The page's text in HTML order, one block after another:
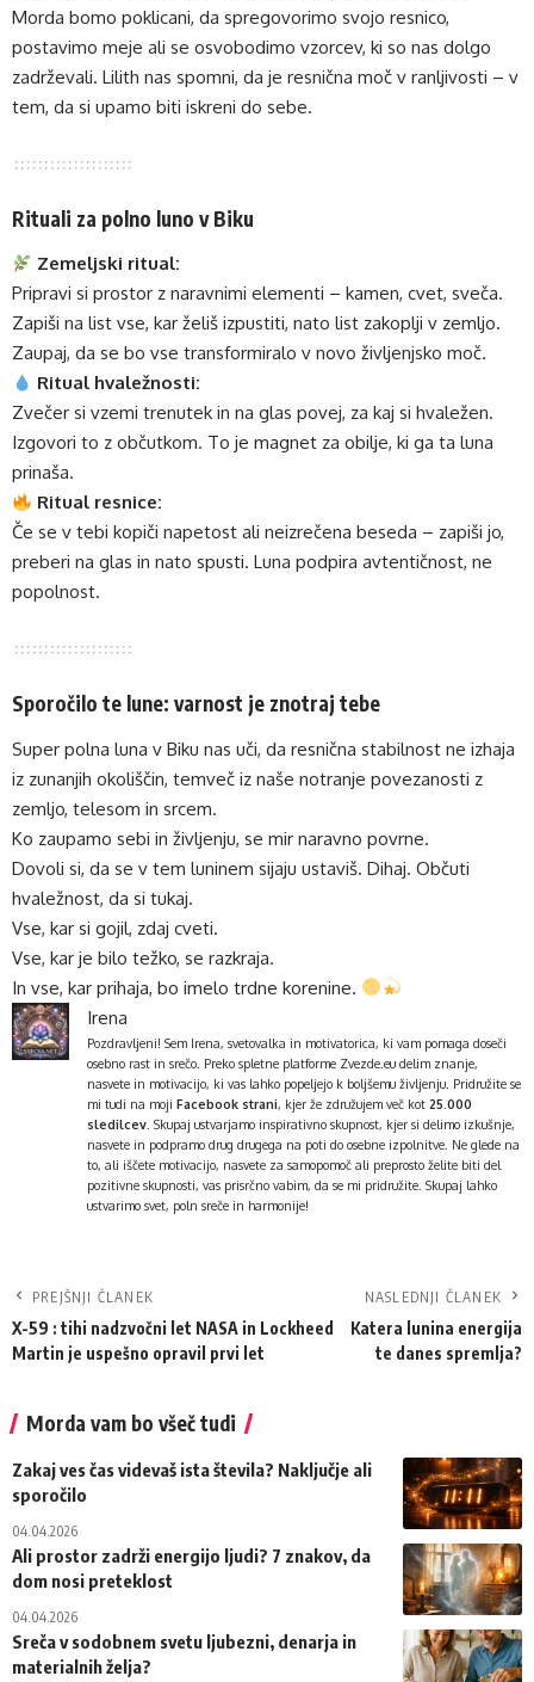
Morda bomo poklicani, da spregovorimo svojo resnico,
postavimo meje ali se osvobodimo vzorcev, ki so nas dolgo
zadrževali. Lilith nas spomni, da je resnična moč v ranljivosti – v
tem, da si upamo biti iskreni do sebe.
Rituali za polno luno v Biku
Zemeljski ritual:
Pripravi si prostor z naravnimi elementi – kamen, cvet, sveča.
Zapiši na list vse, kar želiš izpustiti, nato list zakoplji v zemljo.
Zaupaj, da se bo vse transformiralo v novo življenjsko moč.
Ritual hvaležnosti:
Zvečer si vzemi trenutek in na glas povej, za kaj si hvaležen.
Izgovori to z občutkom. To je magnet za obilje, ki ga ta luna
prinaša.
Ritual resnice:
Če se v tebi kopiči napetost ali neizrečena beseda – zapiši jo,
preberi na glas in nato spusti. Luna podpira avtentičnost, ne
popolnost.
Sporočilo te lune: varnost je znotraj tebe
Super polna luna v Biku nas uči, da resnična stabilnost ne izhaja
iz zunanjih okoliščin, temveč iz naše notranje povezanosti z
zemljo, telesom in srcem.
Ko zaupamo sebi in življenju, se mir naravno povrne.
Dovoli si, da se v tem luninem sijaju ustaviš. Dihaj. Občuti
hvaležnost, da si tukaj.
Vse, kar si gojil, zdaj cveti.
Vse, kar je bilo težko, se razkraja.
In vse, kar prihaja, bo imelo trdne korenine.
Irena
Pozdravljeni! Sem Irena, svetovalka in motivatorica, ki vam pomaga doseči
osebno rast in srečo. Preko spletne platforme Zvezde.eu delim znanje,
nasvete in motivacijo, ki vas lahko popeljejo k boljšemu življenju. Pridružite se
mi tudi na moji Facebook strani , kjer že združujem več kot 25.000
sledilcev . Skupaj ustvarjamo inspirativno skupnost, kjer si delimo izkušnje,
nasvete in podpramo drug drugega na poti do osebne izpolnitve. Ne glede na
to, ali iščete motivacijo, nasvete za samopomoč ali preprosto želite biti del
pozitivne skupnosti, vas prisrčno vabim, da se mi pridružite. Skupaj lahko
ustvarimo svet, poln sreče in harmonije!
PREJŠNJI ČLANEK
X-59 : tihi nadzvočni let NASA in Lockheed
Martin je uspešno opravil prvi let
NASLEDNJI ČLANEK
Katera lunina energija
te danes spremlja?
Morda vam bo všeč tudi
Zakaj ves čas videvaš ista števila? Naključje ali
sporočilo
04.04.2026
Ali prostor zadrži energijo ljudi? 7 znakov, da
dom nosi preteklost
04.04.2026
Sreča v sodobnem svetu ljubezni, denarja in
materialnih želja?